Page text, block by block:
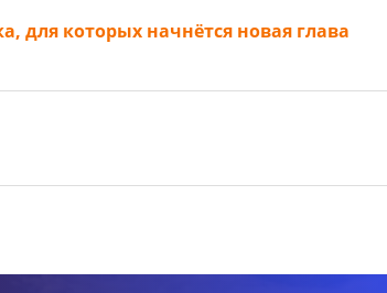
для которых начнётся новая глава